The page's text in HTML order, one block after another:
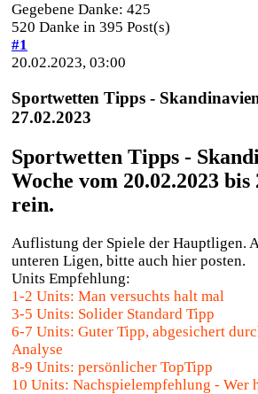
Gegebene Danke: 425
520 Danke in 395 Post(s)
#1
20.02.2023, 03:00
Sportwetten Tipps -
27.02.2023
Sportwetten Tipps -
Woche vom 20.02.2023
rein.
Auflistung der Spiele der Hauptligen.
unteren Ligen, bitte auch hier posten.
Units Empfehlung:
1-2 Units: Man versuchts halt mal
3-5 Units: Solider Standard Tipp
6-7 Units: Guter Tipp, abgesichert
Analyse
8-9 Units: persönlicher TopTipp
10 Units: Nachspielempfehlung - Wer